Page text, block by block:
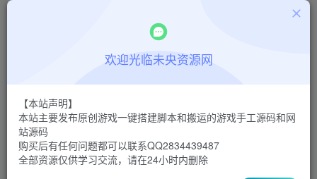
￥9.9 ￥ 30
欢迎光临未央资源网
【本站声明】
本站主要发布原创游戏一键搭建脚本和搬运的游戏手工源码和网
站源码
购买后有任何问题都可以联系QQ2834439487
全部资源仅供学习交流，请在24小时内删除